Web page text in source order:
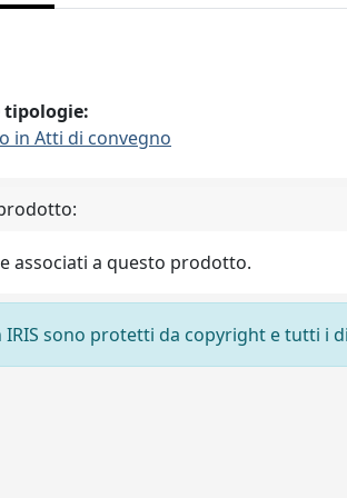
tipologie:
in Atti di convegno
associati a questo prodotto.
sono protetti da copyright e tutti i